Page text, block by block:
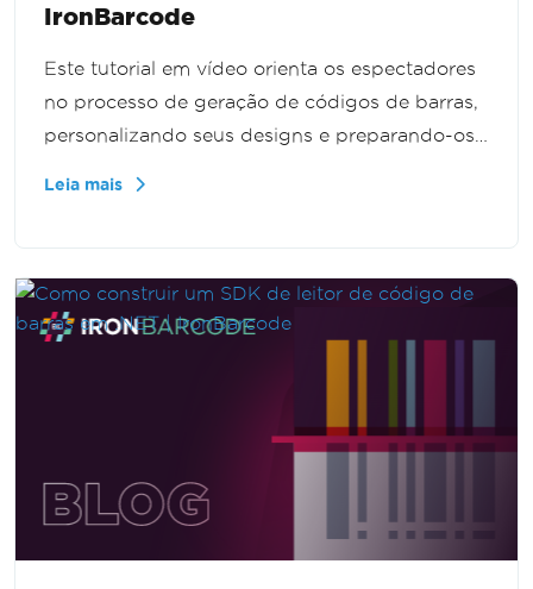
IronBarcode
Este tutorial em vídeo orienta os espectadores
no processo de geração de códigos de barras,
personalizando seus designs e preparando-os
aprimorar suas habilidades em gerenciamento
de códigos de barras.
Leia mais